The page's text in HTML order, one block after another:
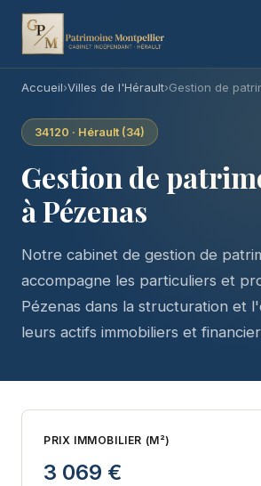
Accueil›Villes de l'Hérault›Gestion de
34120 · Hérault (34)
Gestion de
à Pézenas
Notre cabinet de gestion de
accompagne les particuliers et
Pézenas dans la structuration et
leurs actifs immobiliers et
PRIX IMMOBILIER (M²)
3 069 €